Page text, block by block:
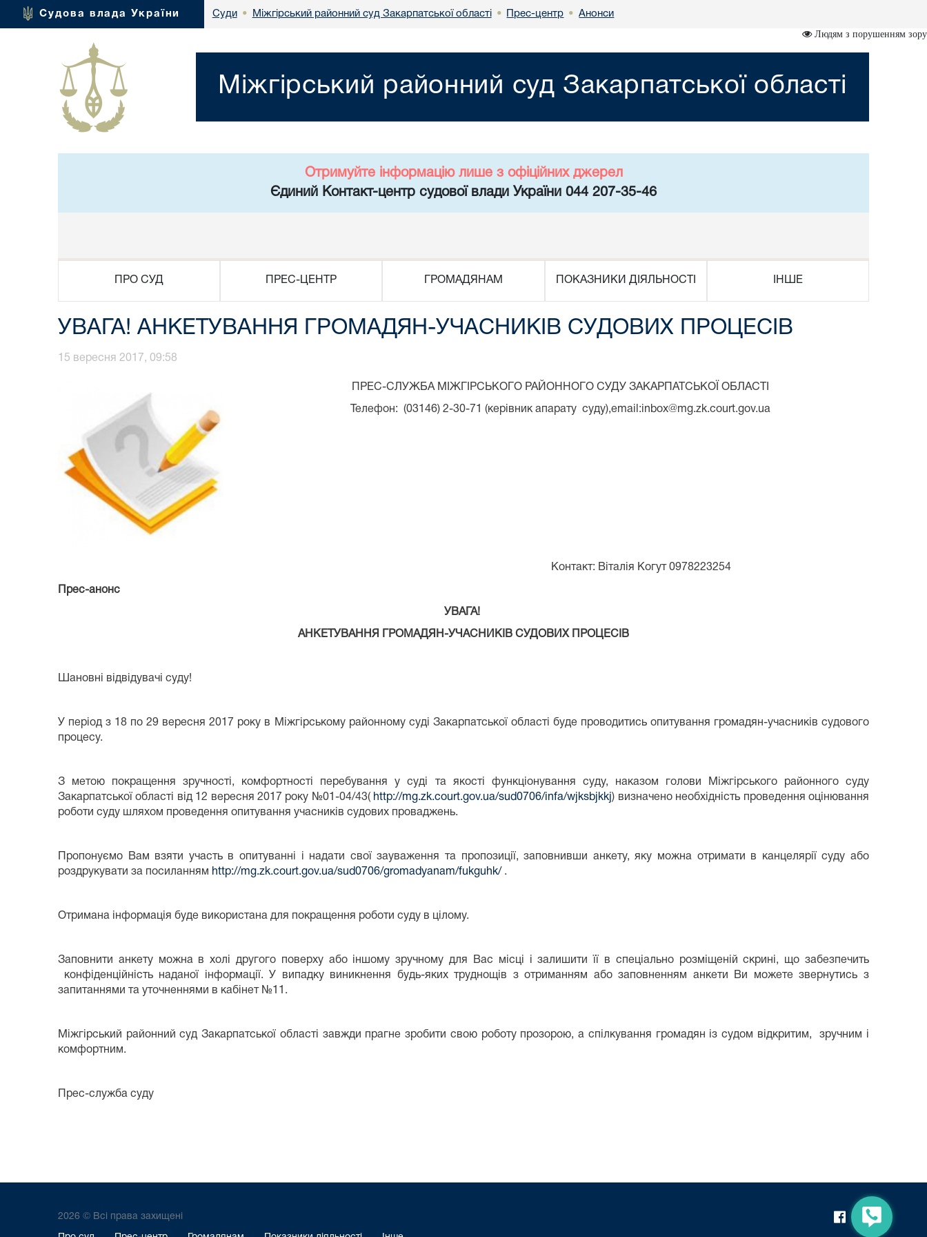
Судова влада України Суди • Міжгірський районний суд Закарпатської області • Прес-центр • Анонси
Людям з порушенням зору
Міжгірський районний суд Закарпатської області
Отримуйте інформацію лише з офіційних джерел
Єдиний Контакт-центр судової влади України 044 207-35-46
ПРО СУД ПРЕС-ЦЕНТР ГРОМАДЯНАМ ПОКАЗНИКИ ДІЯЛЬНОСТІ ІНШЕ
УВАГА! АНКЕТУВАННЯ ГРОМАДЯН-УЧАСНИКІВ СУДОВИХ ПРОЦЕСІВ
15 вересня 2017, 09:58
ПРЕС-СЛУЖБА МІЖГІРСЬКОГО РАЙОННОГО СУДУ ЗАКАРПАТСЬКОЇ ОБЛАСТІ
Телефон: (03146) 2-30-71 (керівник апарату суду),email:inbox@mg.zk.court.gov.ua
Контакт: Віталія Когут 0978223254
Прес-анонс
УВАГА!
АНКЕТУВАННЯ ГРОМАДЯН-УЧАСНИКІВ СУДОВИХ ПРОЦЕСІВ
Шановні відвідувачі суду!
У період з 18 по 29 вересня 2017 року в Міжгірському районному суді Закарпатської області буде проводитись опитування громадян-учасників судового
процесу.
З метою покращення зручності, комфортності перебування у суді та якості функціонування суду, наказом голови Міжгірського районного суду
Закарпатської області від 12 вересня 2017 року №01-04/43( http://mg.zk.court.gov.ua/sud0706/infa/wjksbjkkj) визначено необхідність проведення оцінювання
роботи суду шляхом проведення опитування учасників судових проваджень.
Пропонуємо Вам взяти участь в опитуванні і надати свої зауваження та пропозиції, заповнивши анкету, яку можна отримати в канцелярії суду або
роздрукувати за посиланням http://mg.zk.court.gov.ua/sud0706/gromadyanam/fukguhk/ .
Отримана інформація буде використана для покращення роботи суду в цілому.
Заповнити анкету можна в холі другого поверху або іншому зручному для Вас місці і залишити її в спеціально розміщеній скрині, що забезпечить
конфіденційність наданої інформації. У випадку виникнення будь-яких труднощів з отриманням або заповненням анкети Ви можете звернутись з
запитаннями та уточненнями в кабінет №11.
Міжгірський районний суд Закарпатської області завжди прагне зробити свою роботу прозорою, а спілкування громадян із судом відкритим, зручним і
комфортним.
Прес-служба суду
2026 © Всі права захищені